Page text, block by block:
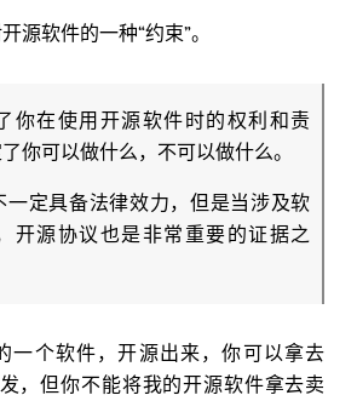
源软件的一种“约束”。
你在使用开源软件时的权利和责
你可以做什么，不可以做什么。
一定具备法律效力，但是当涉及软
开源协议也是非常重要的证据之
一个软件，开源出来，你可以拿去
，但你不能将我的开源软件拿去卖